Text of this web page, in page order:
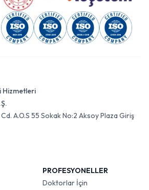
Hizmetleri
A.O.S 55 Sokak No:2 Aksoy Plaza Giriş
PROFESYONELLER
Doktorlar İçin